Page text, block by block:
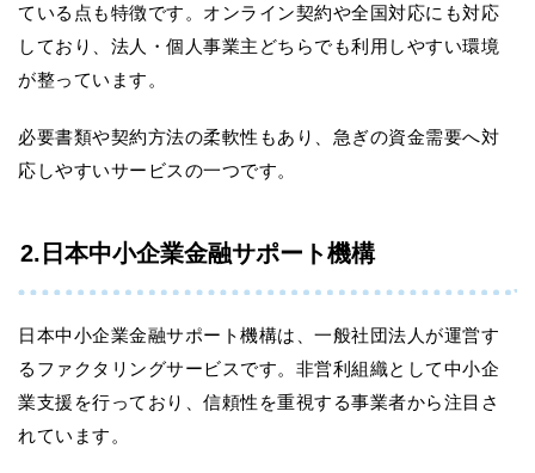
ている点も特徴です。オンライン契約や全国対応にも対応
しており、法人・個人事業主どちらでも利用しやすい環境
が整っています。
必要書類や契約方法の柔軟性もあり、急ぎの資金需要へ対
応しやすいサービスの一つです。
2.日本中小企業金融サポート機構
日本中小企業金融サポート機構は、一般社団法人が運営す
るファクタリングサービスです。非営利組織として中小企
業支援を行っており、信頼性を重視する事業者から注目さ
れています。